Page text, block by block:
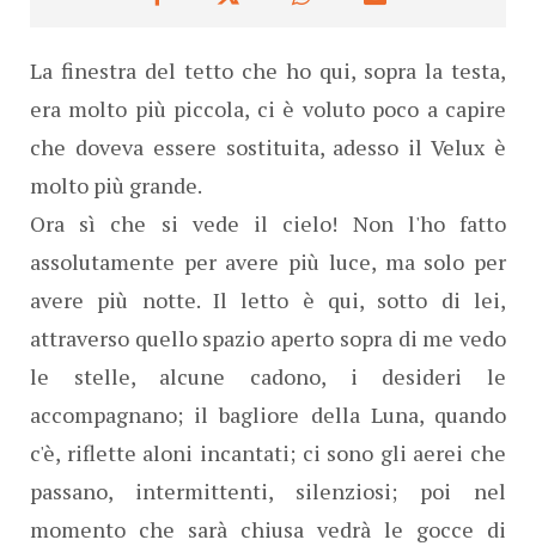
La finestra del tetto che ho qui, sopra la testa,
era molto più piccola, ci è voluto poco a capire
che doveva essere sostituita, adesso il Velux è
molto più grande.
Ora sì che si vede il cielo! Non l'ho fatto
assolutamente per avere più luce, ma solo per
avere più notte. Il letto è qui, sotto di lei,
attraverso quello spazio aperto sopra di me vedo
le stelle, alcune cadono, i desideri le
accompagnano; il bagliore della Luna, quando
c'è, riflette aloni incantati; ci sono gli aerei che
passano, intermittenti, silenziosi; poi nel
momento che sarà chiusa vedrà le gocce di